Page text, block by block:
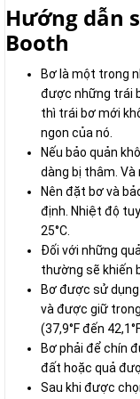
Hướng dẫn
Booth
Bơ là một trong
được những trái
thì trái bơ mới
ngon của nó.
Nếu bảo quản
dàng bị thâm.
Nên đặt bơ và
định. Nhiệt độ
25°C.
Đối với những
thường sẽ khiến
Bơ được sử
và được giữ
(37,9°F đến
Bơ phải để chín
đất hoặc quả
Sau khi được